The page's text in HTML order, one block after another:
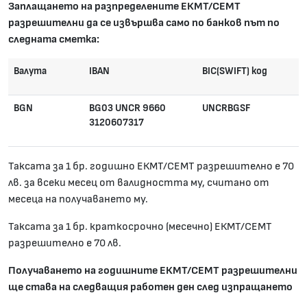
Заплащането на разпределените ЕКМТ/СЕМТ
разрешителни да се извършва само по банков път по
следната сметка:
Валута IBAN BIC(SWIFT) код
BGN
BG03 UNCR 9660
3120607317
UNCRBGSF
Таксата за 1 бр. годишно ЕКМТ/СЕМТ разрешително е 70
лв. за всеки месец от валидността му, считано от
месеца на получаването му.
Таксата за 1 бр. краткосрочно (месечно) ЕКМТ/СЕМТ
разрешително е 70 лв.
Получаването на годишните ЕКМТ/СЕМТ разрешителни
ще става на следващия работен ден след изпращането